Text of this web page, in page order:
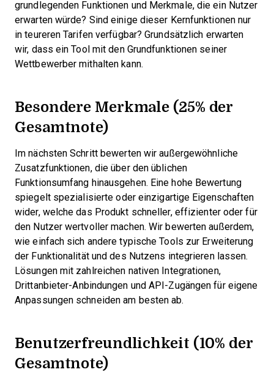
grundlegenden Funktionen und Merkmale, die ein Nutzer
erwarten würde? Sind einige dieser Kernfunktionen nur
in teureren Tarifen verfügbar? Grundsätzlich erwarten
wir, dass ein Tool mit den Grundfunktionen seiner
Wettbewerber mithalten kann.
Besondere Merkmale (25% der
Gesamtnote)
Im nächsten Schritt bewerten wir außergewöhnliche
Zusatzfunktionen, die über den üblichen
Funktionsumfang hinausgehen. Eine hohe Bewertung
spiegelt spezialisierte oder einzigartige Eigenschaften
wider, welche das Produkt schneller, effizienter oder für
den Nutzer wertvoller machen. Wir bewerten außerdem,
wie einfach sich andere typische Tools zur Erweiterung
der Funktionalität und des Nutzens integrieren lassen.
Lösungen mit zahlreichen nativen Integrationen,
Drittanbieter-Anbindungen und API-Zugängen für eigene
Anpassungen schneiden am besten ab.
Benutzerfreundlichkeit (10% der
Gesamtnote)